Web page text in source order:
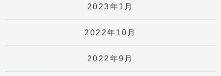
2023年1月
2022年10月
2022年9月